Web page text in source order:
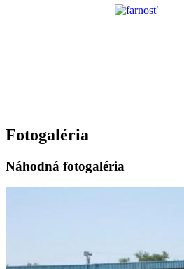
Fotogaléria
Náhodná fotogaléria